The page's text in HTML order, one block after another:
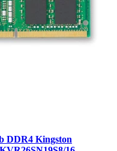
DDR4 Kingston